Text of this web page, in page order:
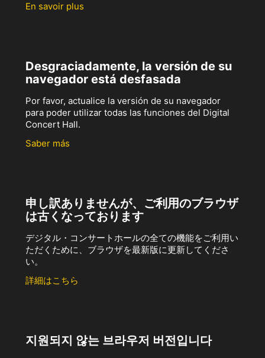
En savoir plus
Desgraciadamente, la versión de su
navegador está desfasada
Por favor, actualice la versión de su navegador
para poder utilizar todas las funciones del Digital
Concert Hall.
Saber más
申し訳ありませんが、ご利用のブラウザ
は古くなっております
デジタル・コンサートホールの全ての機能をご利用い
ただくために、ブラウザを最新版に更新してくださ
い。
詳細はこちら
지원되지 않는 브라우저 버전입니다